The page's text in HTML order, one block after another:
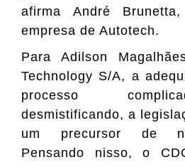
afirma André
empresa de Autotech.
Para Adilson
Technology S/A, a
processo
desmistificando, a
um precursor de
Pensando nisso, o